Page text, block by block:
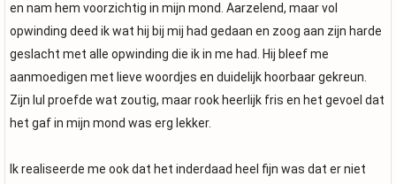
en nam hem voorzichtig in mijn mond. Aarzelend, maar vol
opwinding deed ik wat hij bij mij had gedaan en zoog aan zijn harde
geslacht met alle opwinding die ik in me had. Hij bleef me
aanmoedigen met lieve woordjes en duidelijk hoorbaar gekreun.
Zijn lul proefde wat zoutig, maar rook heerlijk fris en het gevoel dat
het gaf in mijn mond was erg lekker.
Ik realiseerde me ook dat het inderdaad heel fijn was dat er niet